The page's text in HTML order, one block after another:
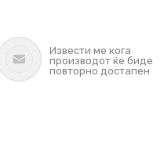
Извести ме кога
производот ќе биде
повторно достапен